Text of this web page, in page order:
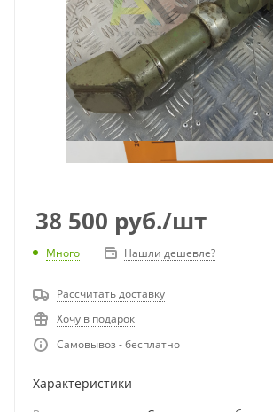
38 500 руб./шт
Много Нашли дешевле?
Рассчитать доставку
Хочу в подарок
Самовывоз - бесплатно
Характеристики